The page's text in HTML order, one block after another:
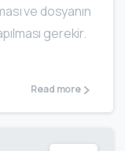
ve dosyanın
gerekir.
Read more